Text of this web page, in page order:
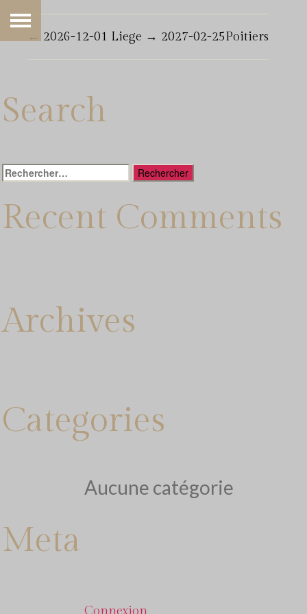
← 2026-12-01 Liege → 2027-02-25Poitiers
Search
Rechercher :
Recent Comments
Archives
Categories
Aucune catégorie
Meta
Connexion